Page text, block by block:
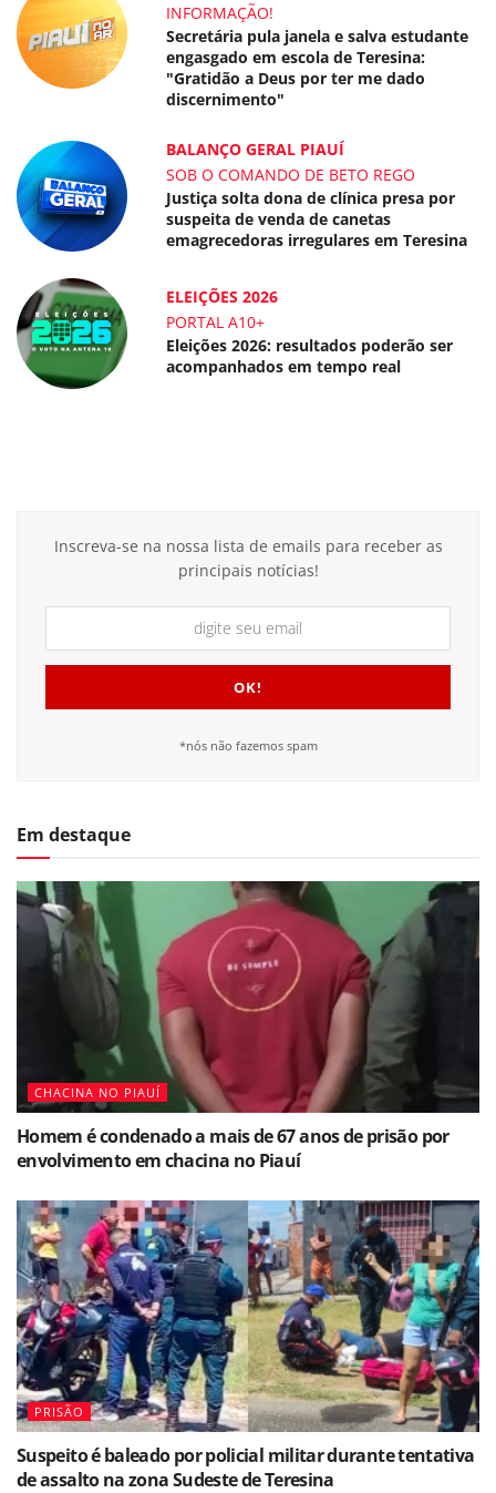
INFORMAÇÃO!
Secretária pula janela e salva estudante
engasgado em escola de Teresina:
"Gratidão a Deus por ter me dado
discernimento"
BALANÇO GERAL PIAUÍ
SOB O COMANDO DE BETO REGO
Justiça solta dona de clínica presa por
suspeita de venda de canetas
emagrecedoras irregulares em Teresina
ELEIÇÕES 2026
PORTAL A10+
Eleições 2026: resultados poderão ser
acompanhados em tempo real
Inscreva-se na nossa lista de emails para receber as
principais notícias!
*nós não fazemos spam
Em destaque
CHACINA NO PIAUÍ
Homem é condenado a mais de 67 anos de prisão por
envolvimento em chacina no Piauí
PRISÃO
Suspeito é baleado por policial militar durante tentativa
de assalto na zona Sudeste de Teresina